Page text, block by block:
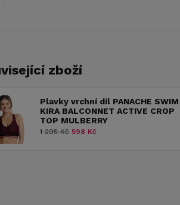
zboží
Plavky vrchní díl PANACHE SWIM
KIRA BALCONNET ACTIVE CROP
TOP MULBERRY
1 295 Kč 598 Kč